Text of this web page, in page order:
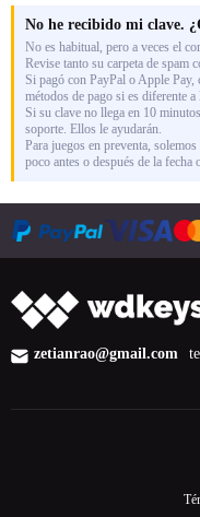
No he recibido mi clave.
No es habitual, pero a veces el
Revise tanto su carpeta de spam
Si pagó con PayPal o Apple Pay,
métodos de pago si es diferente
Si su clave no llega en 10
soporte. Ellos le ayudarán.
Para juegos en preventa,
poco antes o después de la fecha
zetianrao@gmail.com